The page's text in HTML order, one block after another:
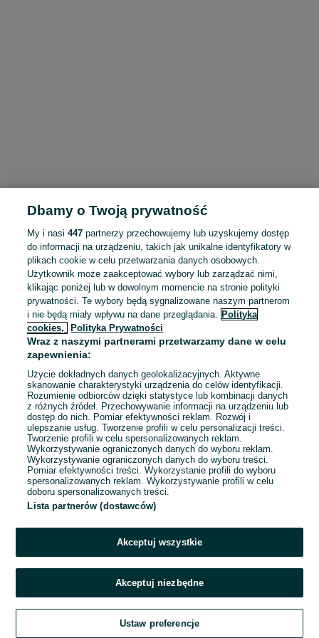
To ogłoszenie nie jest już dostępne
Przejdź na stronę główną
Dbamy o Twoją prywatność
My i nasi447 partnerzy przechowujemy lub uzyskujemy dostęp
do informacji na urządzeniu, takich jak unikalne identyfikatory w
plikach cookie w celu przetwarzania danych osobowych.
Użytkownik może zaakceptować wybory lub zarządzać nimi,
klikając poniżej lub w dowolnym momencie na stronie polityki
prywatności. Te wybory będą sygnalizowane naszym partnerom
i nie będą miały wpływu na dane przeglądania. Polityka
cookies,
Polityka Prywatności
Wraz z naszymi partnerami przetwarzamy dane w celu
zapewnienia:
Użycie dokładnych danych geolokalizacyjnych. Aktywne
skanowanie charakterystyki urządzenia do celów identyfikacji.
Rozumienie odbiorców dzięki statystyce lub kombinacji danych
z różnych źródeł. Przechowywanie informacji na urządzeniu lub
dostęp do nich. Pomiar efektywności reklam. Rozwój i
ulepszanie usług. Tworzenie profili w celu personalizacji treści.
Tworzenie profili w celu spersonalizowanych reklam.
Wykorzystywanie ograniczonych danych do wyboru reklam.
Wykorzystywanie ograniczonych danych do wyboru treści.
Pomiar efektywności treści. Wykorzystanie profili do wyboru
spersonalizowanych reklam. Wykorzystywanie profili w celu
doboru spersonalizowanych treści.
Lista partnerów (dostawców)
Akceptuj wszystkie
Akceptuj niezbędne
Ustaw preferencje